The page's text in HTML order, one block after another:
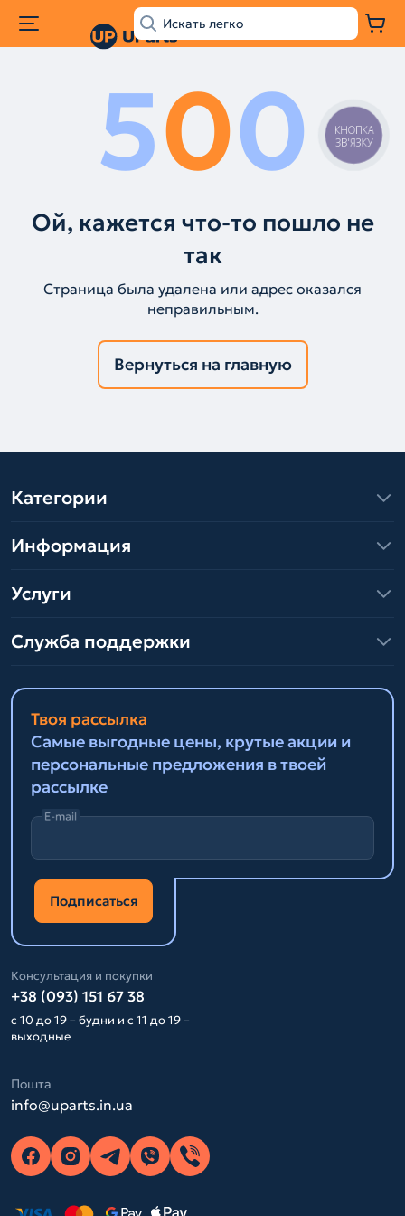
500
Ой, кажется что-то пошло не
так
Страница была удалена или адрес оказался
неправильным.
Вернуться на главную
Категории
Информация
Услуги
Служба поддержки
Твоя рассылка
Самые выгодные цены, крутые акции и
персональные предложения в твоей
рассылке
E-mail
Подписаться
Консультация и покупки
+38 (093) 151 67 38
с 10 до 19 – будни и с 11 до 19 –
выходные
Пошта
info@uparts.in.ua
КНОПКА
ЗВ'ЯЗКУ